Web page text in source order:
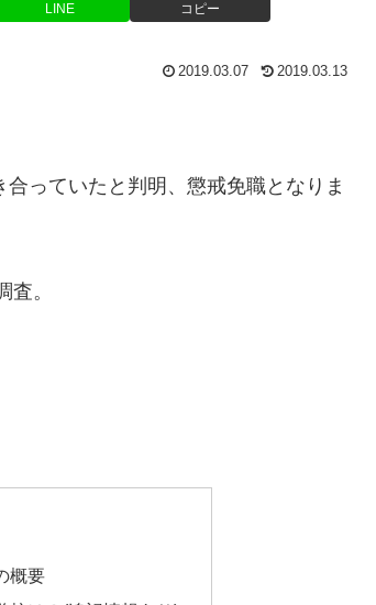
LINE コピー
2019.03.07 2019.03.13
っていたと判明、懲戒免職となりま
。
概要